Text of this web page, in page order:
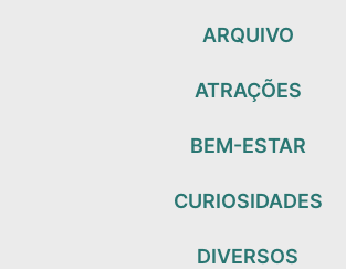
ARQUIVO
ATRAÇÕES
BEM-ESTAR
CURIOSIDADES
DIVERSOS